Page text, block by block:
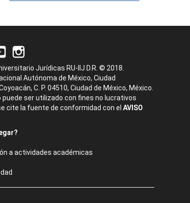
Jurídicas RU-IIJ D.R. © 2018.
Autónoma de México, Ciudad
C. P. 04510, Ciudad de México, México.
puede ser utilizado con fines no lucrativos
cite la fuente de conformidad con el AVISO
a actividades académicas